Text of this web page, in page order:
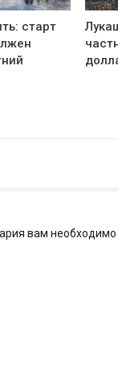
старт
вам необходимо